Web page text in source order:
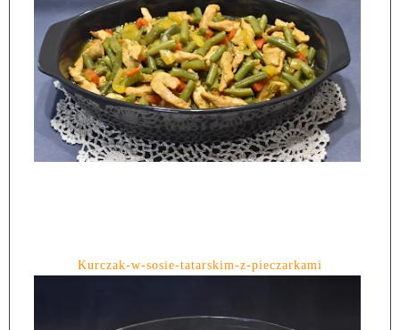
Kurczak-w-sosie-tatarskim-z-pieczarkami